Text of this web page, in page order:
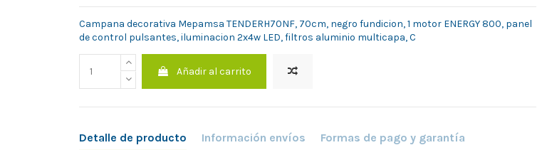
Campana decorativa Mepamsa TENDERH70NF, 70cm, negro fundicion, 1 motor ENERGY 800, panel
de control pulsantes, iluminacion 2x4w LED, filtros aluminio multicapa, C
Añadir al carrito
Detalle de producto Información envíos Formas de pago y garantía